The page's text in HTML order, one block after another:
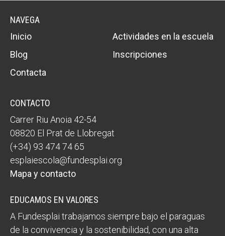
NAVEGA
Inicio
Actividades en la escuela
Blog
Inscripciones
Contacta
CONTACTO
Carrer Riu Anoia 42-54
08820 El Prat de Llobregat
(+34) 93 474 74 65
esplaiescola@fundesplai.org
Mapa y contacto
EDUCAMOS EN VALORES
A Fundesplai trabajamos siempre bajo el paraguas
de la convivencia y la sostenibilidad, con una alta